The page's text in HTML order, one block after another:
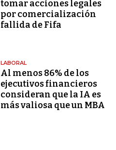
tomar acciones legales
por comercialización
fallida de Fifa
LABORAL
Al menos 86% de los
ejecutivos financieros
consideran que la IA es
más valiosa que un MBA